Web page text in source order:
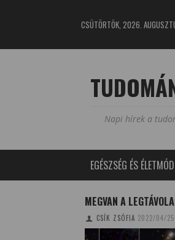
CSÜTÖRTÖK, 2026.
Napi hírek a
EGÉSZSÉG ÉS ÉLETMÓD
MEGVAN A
CSÍK ZSÓFIA 2022/04/25